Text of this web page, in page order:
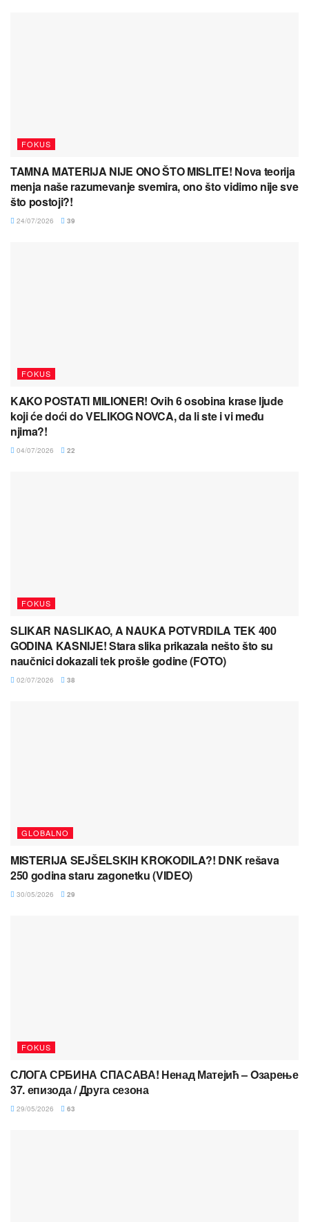
FOKUS
TAMNA MATERIJA NIJE ONO ŠTO MISLITE! Nova teorija
menja naše razumevanje svemira, ono što vidimo nije sve
što postoji?!
24/07/2026 39
FOKUS
KAKO POSTATI MILIONER! Ovih 6 osobina krase ljude
koji će doći do VELIKOG NOVCA, da li ste i vi među
njima?!
04/07/2026 22
FOKUS
SLIKAR NASLIKAO, A NAUKA POTVRDILA TEK 400
GODINA KASNIJE! Stara slika prikazala nešto što su
naučnici dokazali tek prošle godine (FOTO)
02/07/2026 38
GLOBALNO
MISTERIJA SEJŠELSKIH KROKODILA?! DNK rešava
250 godina staru zagonetku (VIDEO)
30/05/2026 29
FOKUS
СЛОГА СРБИНА СПАСАВА! Ненад Матејић – Oзарење
37. епизода / Друга сезона
29/05/2026 63